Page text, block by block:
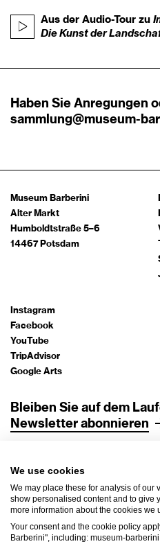
Aus der Audio-Tour zu
Die Kunst der
Haben Sie Anregungen
sammlung@museum-
Museum Barberini
Alter Markt
Humboldtstraße 5–6
14467 Potsdam
Instagram
Facebook
YouTube
TripAdvisor
Google Arts
Bleiben Sie auf dem
Newsletter abonnieren
AGB
Hausordnung
Barrierefreiheit
We use cookies
We may place these for analysis of our
show personalised content and to give
more information about the cookies we
Your consent and the cookie policy
Barberini", including: museum-